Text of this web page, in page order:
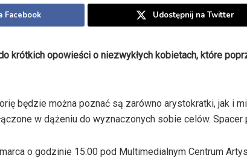
Facebook Udostępnij na Twitter
krótkich opowieści o niezwykłych kobietach, które
będzie można poznać są zarówno arystokratki, jak i
w dążeniu do wyznaczonych sobie celów.
o godzinie 15:00 pod Multimedialnym Centrum